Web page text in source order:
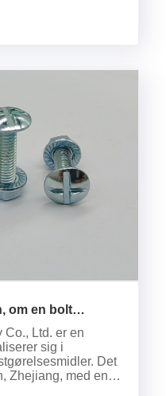
til at sikre
Så hvad er n......
om en bolt
Ltd. er en
sig i
Det
Zhejiang, med en